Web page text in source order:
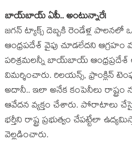
బాయ్‌బాయ్ ఏపీ.. అంటున్నారే!
జగన్‌ ట్యాక్స్ దెబ్బకి రెండేళ్ల పాలనలో
ఆంధ్రపదేశ్ వైపు చూడలేదని ఆగ్రహం
పరిశ్రమలన్నీ బాయ్‌బాయ్‌
విమర్శించారు. రిలయన్స్, ఫ్రాంక్లిన్
అదానీ.. ఇలా అనేక కంపెనీలు
ఆవేదన వ్యక్తం చేశారు. పోరాటాలు
భర్తీని రాష్ట్ర ప్రభుత్వం చేపట్టేలా
వెల్లడించారు.